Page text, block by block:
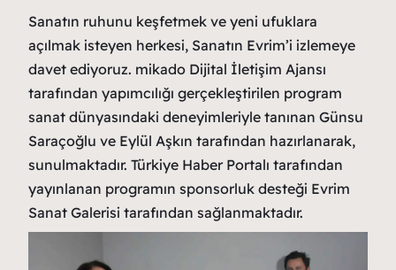
Sanatın ruhunu keşfetmek ve yeni ufuklara
açılmak isteyen herkesi, Sanatın Evrim’i izlemeye
davet ediyoruz. mikado Dijital İletişim Ajansı
tarafından yapımcılığı gerçekleştirilen program
sanat dünyasındaki deneyimleriyle tanınan Günsu
Saraçoğlu ve Eylül Aşkın tarafından hazırlanarak,
sunulmaktadır. Türkiye Haber Portalı tarafından
yayınlanan programın sponsorluk desteği Evrim
Sanat Galerisi tarafından sağlanmaktadır.